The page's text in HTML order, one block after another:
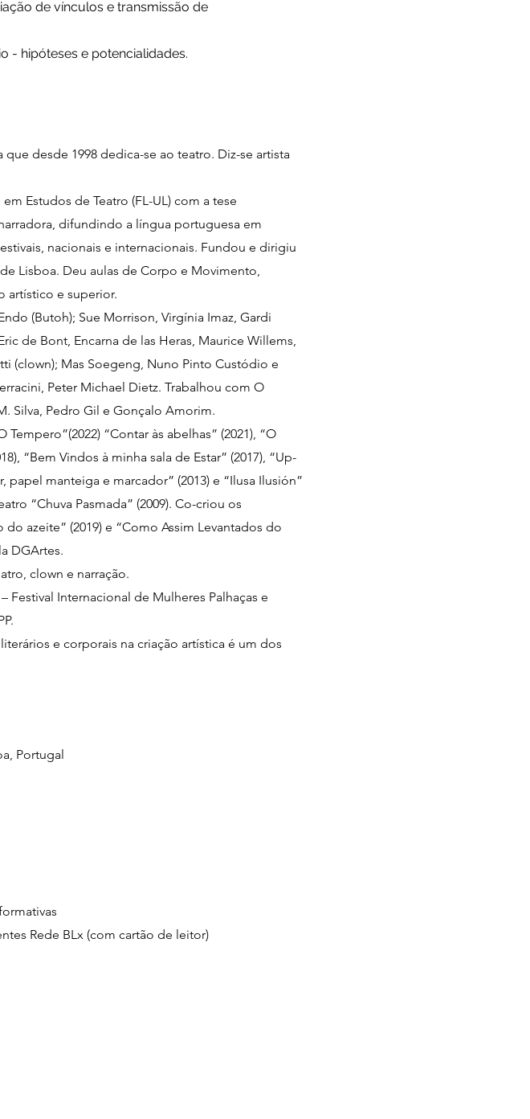
de vínculos e transmissão de
- hipóteses e potencialidades.
que desde 1998 dedica-se ao teatro. Diz-se artista
Estudos de Teatro (FL-UL) com a tese
difundindo a língua portuguesa em
nacionais e internacionais. Fundou e dirigiu
Lisboa. Deu aulas de Corpo e Movimento,
artístico e superior.
(Butoh); Sue Morrison, Virgínia Imaz, Gardi
de Bont, Encarna de las Heras, Maurice Willems,
(clown); Mas Soegeng, Nuno Pinto Custódio e
Peter Michael Dietz. Trabalhou com O
Silva, Pedro Gil e Gonçalo Amorim.
“Contar às abelhas” (2021), “O
“Bem Vindos à minha sala de Estar” (2017), “Up-
papel manteiga e marcador” (2013) e “Ilusa Ilusión”
“Chuva Pasmada” (2009). Co-criou os
azeite” (2019) e “Como Assim Levantados do
DGArtes.
clown e narração.
Festival Internacional de Mulheres Palhaças e
e corporais na criação artística é um dos
Portugal
Rede BLx (com cartão de leitor)